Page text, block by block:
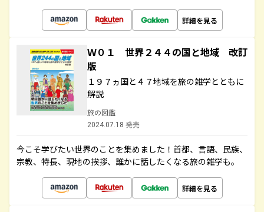
詳細を見る
Ｗ０１ 世界２４４の国と地域 改訂
版
１９７ヵ国と４７地域を旅の雑学とともに
解説
旅の図鑑
2024.07.18 発売
今こそ学びたい世界のことを集めました！首都、言語、民族、
宗教、特長、現地の挨拶、誰かに話したくなる旅の雑学も。
詳細を見る